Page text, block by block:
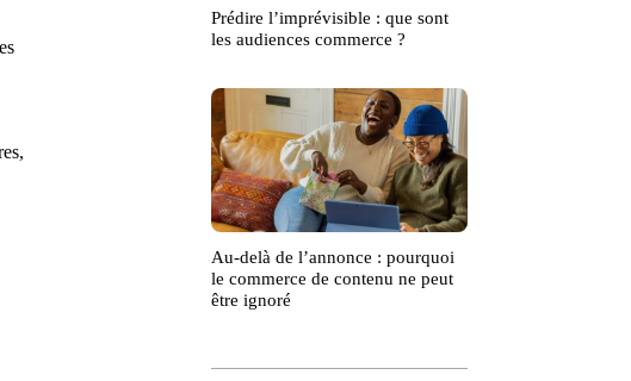
Prédire l’imprévisible : que sont
les audiences commerce ?
Au-delà de l’annonce : pourquoi
le commerce de contenu ne peut
être ignoré